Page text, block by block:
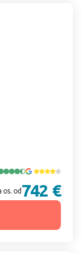
os. od 742 €